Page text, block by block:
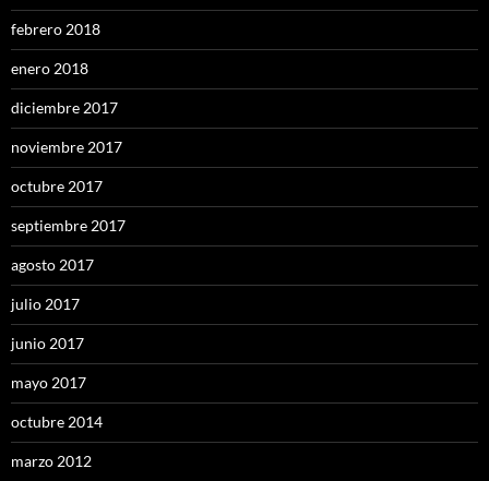
febrero 2018
enero 2018
diciembre 2017
noviembre 2017
octubre 2017
septiembre 2017
agosto 2017
julio 2017
junio 2017
mayo 2017
octubre 2014
marzo 2012